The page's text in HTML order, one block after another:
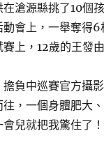
在滄源縣挑了10個
動會上，一舉奪得
賽上，12歲的王發
擔負中巡賽官方攝
往，一個身體肥大
會兒就把我驚住了